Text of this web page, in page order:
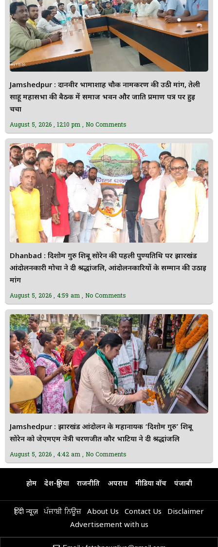
Jamshedpur : दानवीर भामाशाह चौक नामकरण की उठी मांग, तेली
साहू महासभा की बैठक में समाज भवन और जाति प्रमाण पत्र पर हुई
चर्चा
August 5, 2026 12:10 pm No Comments
Dhanbad : दिशोम गुरु शिबू सोरेन की पहली पुण्यतिथि पर झारखंड
आंदोलनकारी मोर्चा ने दी श्रद्धांजलि, आंदोलनकारियों के सम्मान की उठाई
मांग
August 5, 2026 4:59 am No Comments
Jamshedpur : झारखंड आंदोलन के महानायक ‘दिशोम गुरु’ शिबू
सोरेन को जेएमएम नेत्री चरणजीत कौर भाटिया ने दी श्रद्धांजलि
August 5, 2026 4:42 am No Comments
होम देश-दुनिया राजनीति अपराध मीडिया वॉच पंजाबी
हिंदी न्यूज़ ਪੰਜਾਬੀ ਨਿਊਜ਼ About Us Contact Us
Disclaimer
Advertisement with us